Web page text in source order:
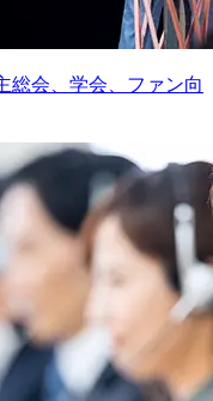
総会、学会、ファン向